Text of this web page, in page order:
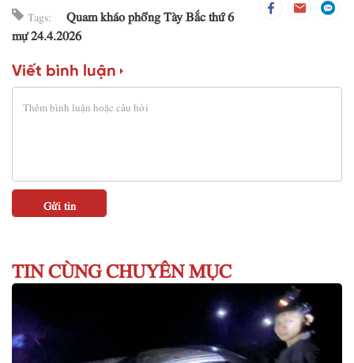
Tags:
Quam kháo phổng Tày Bắc thứ 6
mự 24.4.2026
Viết bình luận
TIN CÙNG CHUYÊN MỤC